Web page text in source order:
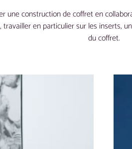
une construction de coffret en
travailler en particulier sur les inserts,
du coffret.